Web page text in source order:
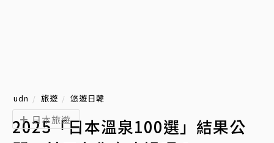
udn 旅遊 悠遊日韓
2025「日本溫泉100選」結果公
日本旅遊